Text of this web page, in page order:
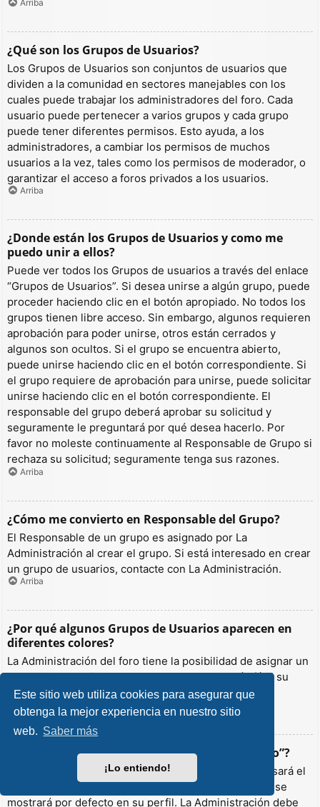
Este sitio web utiliza cookies para asegurar que
obtenga la mejor experiencia en nuestro sitio
web. Saber más
¡Lo entiendo!
Arriba
¿Qué son los Grupos de Usuarios?
Los Grupos de Usuarios son conjuntos de usuarios que
dividen a la comunidad en sectores manejables con los
cuales puede trabajar los administradores del foro. Cada
usuario puede pertenecer a varios grupos y cada grupo
puede tener diferentes permisos. Esto ayuda, a los
administradores, a cambiar los permisos de muchos
usuarios a la vez, tales como los permisos de moderador, o
garantizar el acceso a foros privados a los usuarios.
Arriba
¿Donde están los Grupos de Usuarios y como me
puedo unir a ellos?
Puede ver todos los Grupos de usuarios a través del enlace
“Grupos de Usuarios”. Si desea unirse a algún grupo, puede
proceder haciendo clic en el botón apropiado. No todos los
grupos tienen libre acceso. Sin embargo, algunos requieren
aprobación para poder unirse, otros están cerrados y
algunos son ocultos. Si el grupo se encuentra abierto,
puede unirse haciendo clic en el botón correspondiente. Si
el grupo requiere de aprobación para unirse, puede solicitar
unirse haciendo clic en el botón correspondiente. El
responsable del grupo deberá aprobar su solicitud y
seguramente le preguntará por qué desea hacerlo. Por
favor no moleste continuamente al Responsable de Grupo si
rechaza su solicitud; seguramente tenga sus razones.
Arriba
¿Cómo me convierto en Responsable del Grupo?
El Responsable de un grupo es asignado por La
Administración al crear el grupo. Si está interesado en crear
un grupo de usuarios, contacte con La Administración.
Arriba
¿Por qué algunos Grupos de Usuarios aparecen en
diferentes colores?
La Administración del foro tiene la posibilidad de asignar un
color a los usuarios de un grupo para hacer más fácil su
identificación.
Arriba
¿Qué es un “Grupo de Usuarios predeterminado”?
Si es miembro de más de un grupo por defecto, se usará el
“predeterminado” para determinar qué color y rango se
mostrará por defecto en su perfil. La Administración debe